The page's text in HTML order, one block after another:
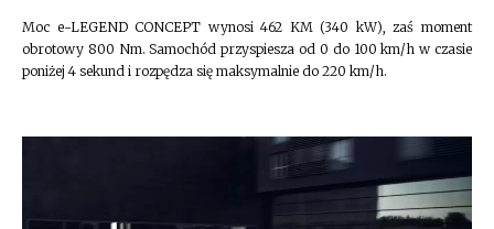
Moc e-LEGEND CONCEPT wynosi 462 KM (340 kW), zaś moment
obrotowy 800 Nm. Samochód przyspiesza od 0 do 100 km/h w czasie
poniżej 4 sekund i rozpędza się maksymalnie do 220 km/h.